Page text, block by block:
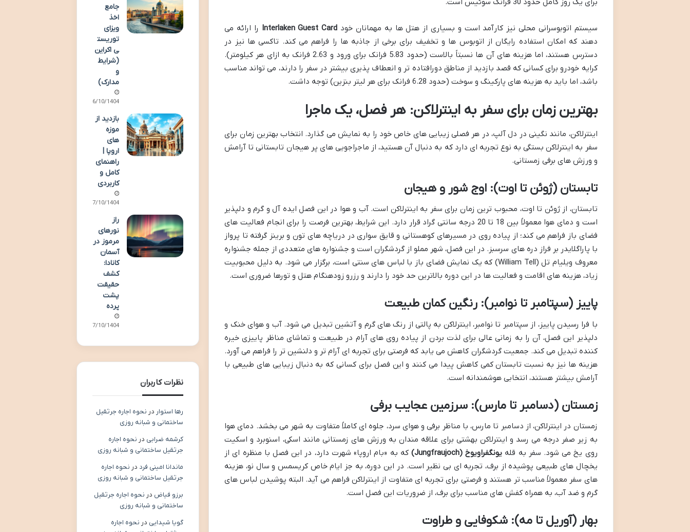
برای یک روز کامل حدود 30 فرانک سوئیس است.
سیستم اتوبوسرانی محلی نیز کارآمد است و بسیاری از هتل ها به مهمانان خود Interlaken Guest Card را ارائه می
دهند که امکان استفاده رایگان از اتوبوس ها و تخفیف برای برخی از جاذبه ها را فراهم می کند. تاکسی ها نیز در
دسترس هستند، اما هزینه های آن ها نسبتاً بالاست (حدود 5.83 فرانک برای ورود و 2.63 فرانک به ازای هر کیلومتر).
کرایه خودرو برای کسانی که قصد بازدید از مناطق دورافتاده تر و انعطاف پذیری بیشتر در سفر را دارند، می تواند مناسب
باشد، اما باید به هزینه های پارکینگ و سوخت (حدود 6.28 فرانک برای هر لیتر بنزین) توجه داشت.
بهترین زمان برای سفر به اینترلاکن: هر فصل، یک ماجرا
اینترلاکن، مانند نگینی در دل آلپ، در هر فصلی زیبایی های خاص خود را به نمایش می گذارد. انتخاب بهترین زمان برای
سفر به اینترلاکن بستگی به نوع تجربه ای دارد که به دنبال آن هستید، از ماجراجویی های پر هیجان تابستانی تا آرامش
و ورزش های برفی زمستانی.
تابستان (ژوئن تا اوت): اوج شور و هیجان
تابستان، از ژوئن تا اوت، محبوب ترین زمان برای سفر به اینترلاکن است. آب و هوا در این فصل ایده آل و گرم و دلپذیر
است و دمای هوا معمولاً بین 18 تا 20 درجه سانتی گراد قرار دارد. این شرایط، بهترین فرصت را برای انجام فعالیت های
فضای باز فراهم می کند؛ از پیاده روی در مسیرهای کوهستانی و قایق سواری در دریاچه های تون و برینز گرفته تا پرواز
با پاراگلایدر بر فراز دره های سرسبز. در این فصل، شهر مملو از گردشگران است و جشنواره های متعددی از جمله جشنواره
معروف ویلیام تل (William Tell) که یک نمایش فضای باز با لباس های سنتی است، برگزار می شود. به دلیل محبوبیت
زیاد، هزینه های اقامت و فعالیت ها در این دوره بالاترین حد خود را دارند و رزرو زودهنگام هتل و تورها ضروری است.
پاییز (سپتامبر تا نوامبر): رنگین کمان طبیعت
با فرا رسیدن پاییز، از سپتامبر تا نوامبر، اینترلاکن به پالتی از رنگ های گرم و آتشین تبدیل می شود. آب و هوای خنک و
دلپذیر این فصل، آن را به زمانی عالی برای لذت بردن از پیاده روی های آرام در طبیعت و تماشای مناظر پاییزی خیره
کننده تبدیل می کند. جمعیت گردشگران کاهش می یابد که فرصتی برای تجربه ای آرام تر و دلنشین تر را فراهم می آورد.
هزینه ها نیز به نسبت تابستان کمی کاهش پیدا می کنند و این فصل برای کسانی که به دنبال زیبایی های طبیعی با
آرامش بیشتر هستند، انتخابی هوشمندانه است.
زمستان (دسامبر تا مارس): سرزمین عجایب برفی
زمستان در اینترلاکن، از دسامبر تا مارس، با مناظر برفی و هوای سرد، جلوه ای کاملاً متفاوت به شهر می بخشد. دمای هوا
به زیر صفر درجه می رسد و اینترلاکن بهشتی برای علاقه مندان به ورزش های زمستانی مانند اسکی، اسنوبرد و اسکیت
روی یخ می شود. سفر به قله یونگفراویوخ (Jungfraujoch)
که به «بام اروپا» شهرت دارد، در این فصل با منظره ای از
یخچال های طبیعی پوشیده از برف، تجربه ای بی نظیر است. در این دوره، به جز ایام خاص کریسمس و سال نو، هزینه
های سفر معمولاً مناسب تر هستند و فرصتی برای تجربه ای متفاوت از اینترلاکن فراهم می آید. البته پوشیدن لباس های
گرم و ضد آب، به همراه کفش های مناسب برای برف، از ضروریات این فصل است.
بهار (آوریل تا مه): شکوفایی و طراوت
جامع
اخذ
ویزای
توریست
ی اکراین
(شرایط
و
مدارک)
06/10/1404
بازدید از
موزه
های
اروپا |
راهنمای
کامل و
کاربردی
07/10/1404
راز
نورهای
مرموز در
آسمان
کانادا:
کشف
حقیقت
پشت
پرده
07/10/1404
نظرات کاربران
رها استوار در نحوه اجاره جرثقیل
ساختمانی و شبانه روزی
کرشمه ضرابی در نحوه اجاره
جرثقیل ساختمانی و شبانه روزی
ماندانا امینی فرد در نحوه اجاره
جرثقیل ساختمانی و شبانه روزی
برزو فیاض در نحوه اجاره جرثقیل
ساختمانی و شبانه روزی
گویا شیدایی در نحوه اجاره